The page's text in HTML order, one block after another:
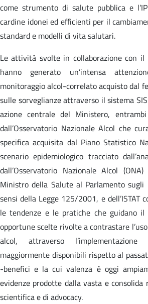
come strumento di salute pubblica e
cardine idonei ed efficienti per il
standard e modelli di vita salutari.
Le attività svolte in collaborazione con
hanno generato un’intensa
monitoraggio alcol-correlato acquisto dal
sulle sorveglianze attraverso il sistema
azione centrale del Ministero,
dall’Osservatorio Nazionale Alcol che
specifica acquisita dal Piano Statistico
scenario epidemiologico tracciato
dall’Osservatorio Nazionale Alcol
Ministro della Salute al Parlamento
sensi della Legge 125/2001, e dell’ISTAT
le tendenze e le pratiche che guidano il
opportune scelte rivolte a contrastare
alcol, attraverso
maggiormente disponibili rispetto al
-benefici e la cui valenza è oggi
evidenze prodotte dalla vasta e consolida
scientifica e di advocacy.